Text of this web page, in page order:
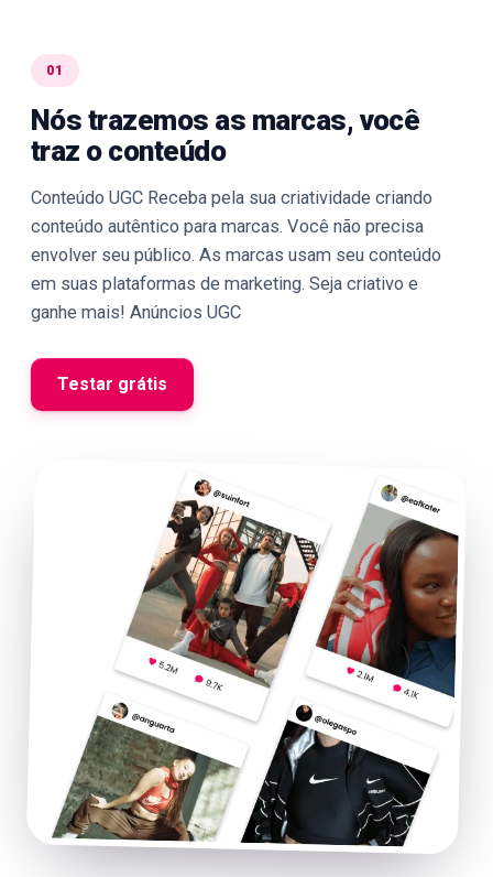
01
Nós trazemos as marcas, você
traz o conteúdo
Conteúdo UGC Receba pela sua criatividade criando
conteúdo autêntico para marcas. Você não precisa
envolver seu público. As marcas usam seu conteúdo
em suas plataformas de marketing. Seja criativo e
ganhe mais! Anúncios UGC
Testar grátis